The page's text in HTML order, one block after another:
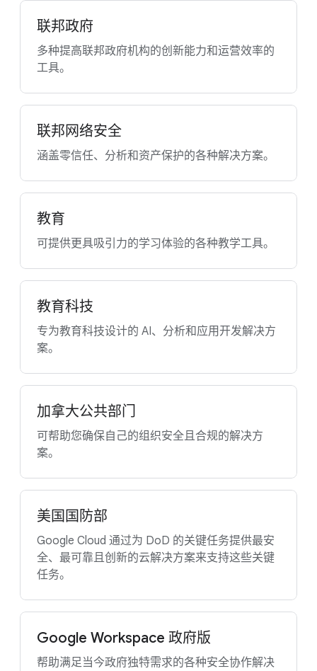
联邦政府
多种提高联邦政府机构的创新能力和运营效率的
工具。
联邦网络安全
涵盖零信任、分析和资产保护的各种解决方案。
教育
可提供更具吸引力的学习体验的各种教学工具。
教育科技
专为教育科技设计的 AI、分析和应用开发解决方
案。
加拿大公共部门
可帮助您确保自己的组织安全且合规的解决方
案。
美国国防部
Google Cloud 通过为 DoD 的关键任务提供最安
全、最可靠且创新的云解决方案来支持这些关键
任务。
Google Workspace 政府版
帮助满足当今政府独特需求的各种安全协作解决